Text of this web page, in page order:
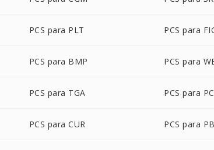
PCS para PLT PCS para
PCS para BMP PCS para
PCS para TGA PCS para
PCS para CUR PCS para